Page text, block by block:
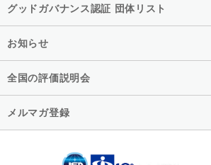
グッドガバナンス認証 団体リスト
お知らせ
全国の評価説明会
メルマガ登録